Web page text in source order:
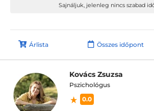
Sajnáljuk, jelenleg nincs szabad
Árlista Összes időpont
Kovács Zsuzsa
Pszichológus
0.0